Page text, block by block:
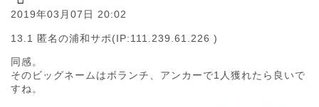
2019年03月07日 20:02
13.1 匿名の浦和サポ(IP:111.239.61.226 )
同感。
そのビッグネームはボランチ、アンカーで1人獲れたら良いで
すね。